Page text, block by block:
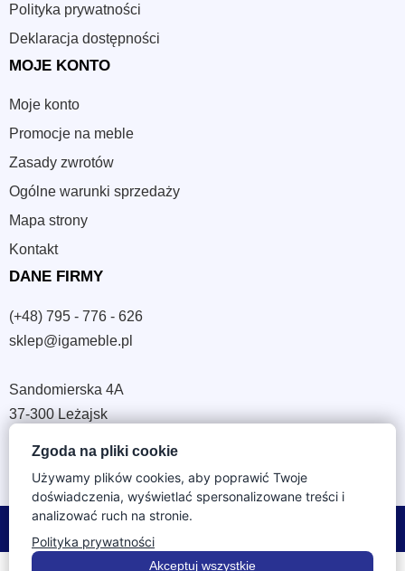
Polityka prywatności
Deklaracja dostępności
MOJE KONTO
Moje konto
Promocje na meble
Zasady zwrotów
Ogólne warunki sprzedaży
Mapa strony
Kontakt
DANE FIRMY
(+48) 795 - 776 - 626
sklep@igameble.pl
Sandomierska 4A
37-300 Leżajsk
REGON: 180933172
Zgoda na pliki cookie
Używamy plików cookies, aby poprawić Twoje
doświadczenia, wyświetlać spersonalizowane treści i
analizować ruch na stronie.
Polityka prywatności
Akceptuj wszystkie